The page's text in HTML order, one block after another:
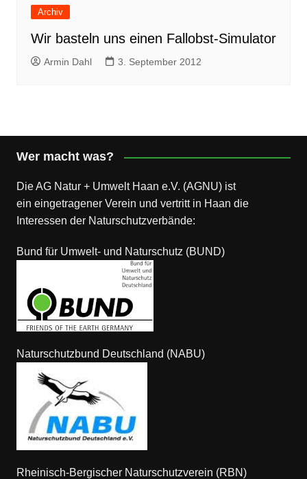
Archiv
Wir basteln uns einen Fallobst-Simulator
Armin Dahl 3. September 2012
Wer macht was?
Die AG Natur + Umwelt Haan e.V. (AGNU) ist
ein eingetragener Verein und vertritt in Haan die
Interessen der Naturschutzverbände:
Bund für Umwelt- und Naturschutz (BUND)
Naturschutzbund Deutschland (NABU)
Rheinisch-Bergischer Naturschutzverein (RBN)